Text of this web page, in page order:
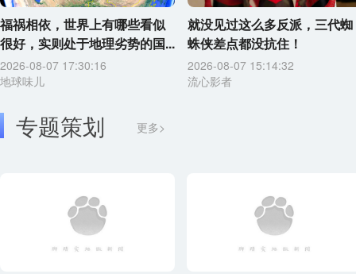
福祸相依，世界上有哪些看似
很好，实则处于地理劣势的国...
2026-08-07 17:30:16
地球味儿
就没见过这么多反派，三代蜘
蛛侠差点都没抗住！
2026-08-07 15:14:32
流心影者
专题策划 更多>